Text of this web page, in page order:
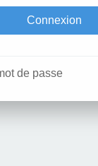
de passe